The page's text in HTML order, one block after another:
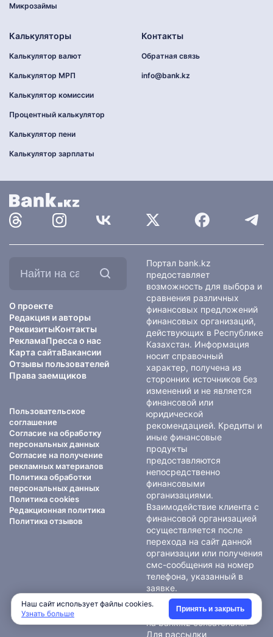
Микрозаймы
Калькуляторы
Калькулятор валют
Калькулятор МРП
Калькулятор комиссии
Процентный калькулятор
Калькулятор пени
Калькулятор зарплаты
Контакты
Обратная связь
info@bank.kz
О проекте
Редакция и авторы
РеквизитыКонтакты
РекламаПресса о нас
Карта сайтаВакансии
Отзывы пользователей
Права заемщиков
Пользовательское
соглашение
Согласие на обработку
персональных данных
Согласие на получение
рекламных материалов
Политика обработки
персональных данных
Политика cookies
Редакционная политика
Политика отзывов
Портал bank.kz
предоставляет
возможность для выбора и
сравнения различных
финансовых предложений
финансовых организаций,
действующих в Республике
Казахстан. Информация
носит справочный
характер, получена из
сторонних источников без
изменений и не является
финансовой или
юридической
рекомендацией. Кредиты и
иные финансовые
продукты
предоставляются
непосредственно
финансовыми
организациями.
Взаимодействие клиента с
финансовой организацией
осуществляется после
перехода на сайт данной
организации или получения
смс-сообщения на номер
телефона, указанный в
заявке.
При использовании
материалов гиперссылка
на bank.kz обязательна.
Для рассылки
Наш сайт использует файлы cookies.
Узнать больше
Принять и закрыть